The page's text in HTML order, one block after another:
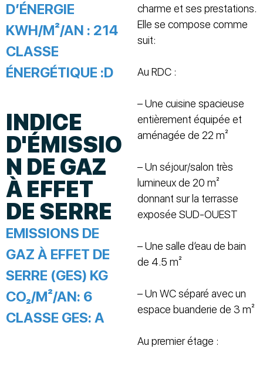
D’ÉNERGIE
KWH/M²/AN : 214
CLASSE
ÉNERGÉTIQUE :D
INDICE
D'ÉMISSIO
N DE GAZ
À EFFET
DE SERRE
EMISSIONS DE
GAZ À EFFET DE
SERRE (GES) KG
CO₂/M²/AN: 6
CLASSE GES: A
charme et ses prestations.
Elle se compose comme
suit:
Au RDC :
– Une cuisine spacieuse
entièrement équipée et
aménagée de 22 m²
– Un séjour/salon très
lumineux de 20 m²
donnant sur la terrasse
exposée SUD-OUEST
– Une salle d’eau de bain
de 4.5 m²
– Un WC séparé avec un
espace buanderie de 3 m²
Au premier étage :